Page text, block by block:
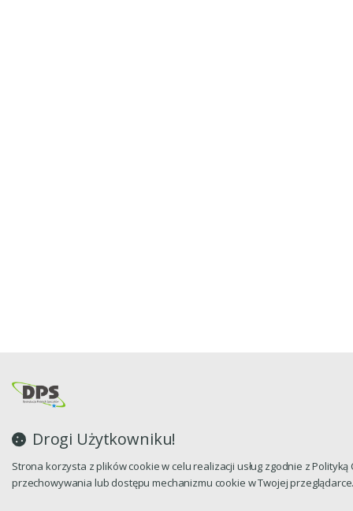
Drogi Użytkowniku!
Strona korzysta z plików cookie w celu realizacji usług zgodnie z
przechowywania lub dostępu mechanizmu cookie w Twojej